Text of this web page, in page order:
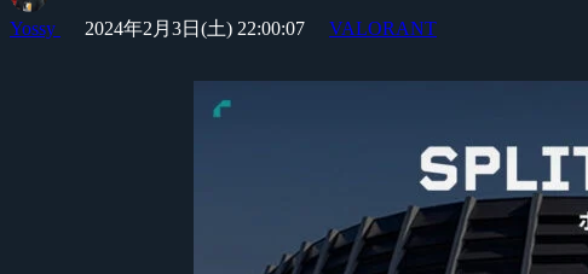
Yossy 2024年2月3日(土) 22:00:07 VALORANT